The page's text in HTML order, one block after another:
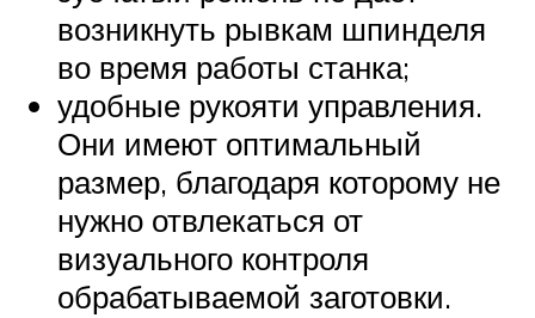
возникнуть рывкам шпинделя
во время работы станка;
удобные рукояти управления.
Они имеют оптимальный
размер, благодаря которому не
нужно отвлекаться от
визуального контроля
обрабатываемой заготовки.